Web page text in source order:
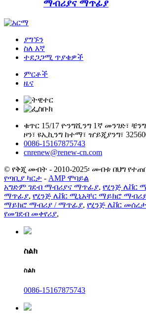
ማብሪያና ማጥፊያ
ያግኙን
ስለ እኛ
ተደጋጋሚ ጥያቄዎች
ምርቶች
ዜና
ቁጥር 15/17 ዮንግሺንግ 1ኛ መንገድ፣
ዞን፣ ዩኢኪንግ ከተማ፣ ዠይጂያንግ፣
0086-15167875743
cnrenew@renew-cn.com
© የቅጂ መብት - 2010-2025፡ መብቱ በህግ
የጣቢያ ካርታ - AMP ሞባይል
አግድም ገደብ ማብሪያና ማጥፊያ, የሂንጅ ሌቨር
ማጥፊያ, የሂንጅ ሌቨር ሚኒአቸር ማይክሮ
ማይክሮ ማብሪያ / ማጥፊያ, የሂንጅ ሌቨር
የመገደብ መቀየሪያ,
ስልክ
ስልክ
0086-15167875743